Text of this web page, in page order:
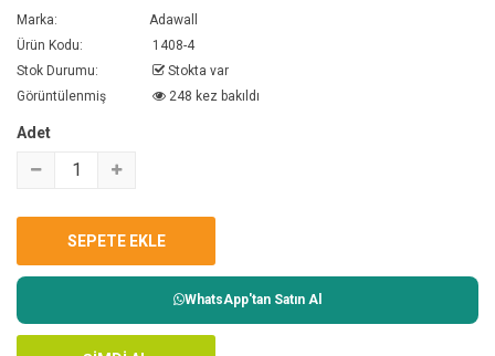
Marka:
Adawall
Ürün Kodu:
1408-4
Stok Durumu:
Stokta var
Görüntülenmiş
248 kez bakıldı
Adet
WhatsApp'tan Satın Al